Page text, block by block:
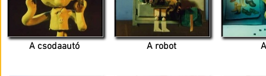
A csodaautó A robot